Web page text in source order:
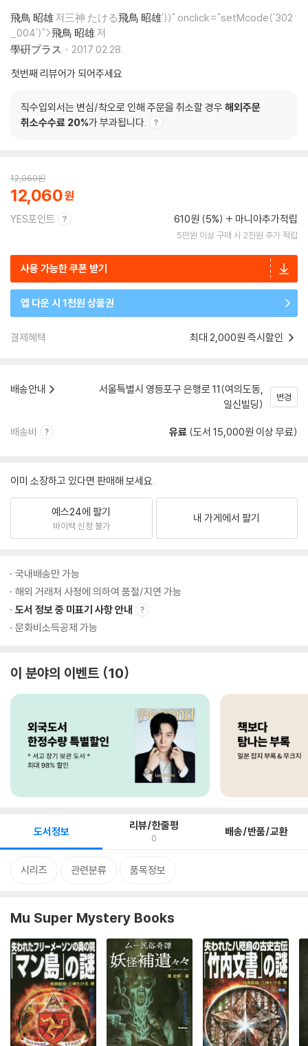
飛鳥 昭雄저三神 たける飛鳥 昭雄'))" onclick="setMcode('302
_004')">飛鳥 昭雄저
學硏プラス
2017.02.28.
첫번째 리뷰어가 되어주세요
직수입외서는 변심/착오로 인해 주문을 취소할 경우 해외주문
취소수수료 20%가 부과됩니다.
12,060원
12,060
YES포인트 610원 (5%) 마니아추가적립
5만원 이상 구매 시 2천원 추가 적립
사용 가능한 쿠폰 받기
앱 다운 시 1천원 상품권
결제혜택 최대 2,000원 즉시할인
배송안내
서울특별시 영등포구 은행로 11(여의도동,
일신빌딩)
변경
배송비 유료 (도서 15,000원 이상 무료)
이미 소장하고 있다면 판매해 보세요.
예스24에 팔기
바이백 신청 불가
내 가게에서 팔기
국내배송만 가능
해외 거래처 사정에 의하여 품절/지연 가능
도서 정보 중 미표기 사항 안내
문화비소득공제 가능
이 분야의 이벤트 10
도서정보 리뷰/한줄평
0 배송/반품/교환
시리즈 관련분류 품목정보
Mu Super Mystery Books